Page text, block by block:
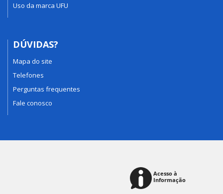
Uso da marca UFU
DÚVIDAS?
Mapa do site
Telefones
Perguntas frequentes
Fale conosco